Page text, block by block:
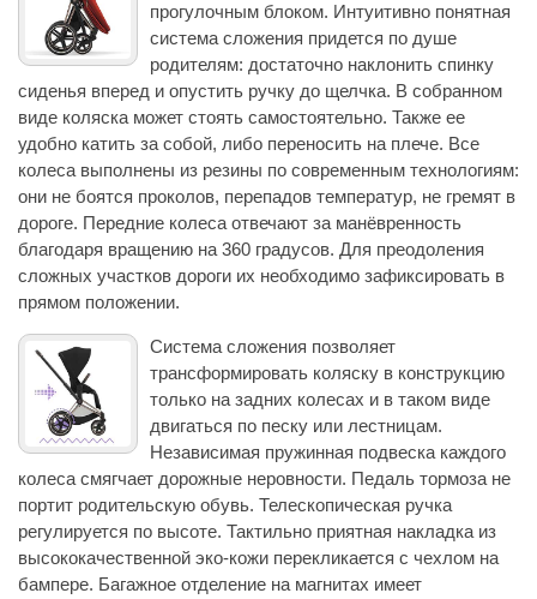
прогулочным блоком. Интуитивно понятная
система сложения придется по душе
родителям: достаточно наклонить спинку
сиденья вперед и опустить ручку до щелчка. В собранном
виде коляска может стоять самостоятельно. Также ее
удобно катить за собой, либо переносить на плече. Все
колеса выполнены из резины по современным технологиям:
они не боятся проколов, перепадов температур, не гремят в
дороге. Передние колеса отвечают за манёвренность
благодаря вращению на 360 градусов. Для преодоления
сложных участков дороги их необходимо зафиксировать в
прямом положении.
Система сложения позволяет
трансформировать коляску в конструкцию
только на задних колесах и в таком виде
двигаться по песку или лестницам.
Независимая пружинная подвеска каждого
колеса смягчает дорожные неровности. Педаль тормоза не
портит родительскую обувь. Телескопическая ручка
регулируется по высоте. Тактильно приятная накладка из
высококачественной эко-кожи перекликается с чехлом на
бампере. Багажное отделение на магнитах имеет